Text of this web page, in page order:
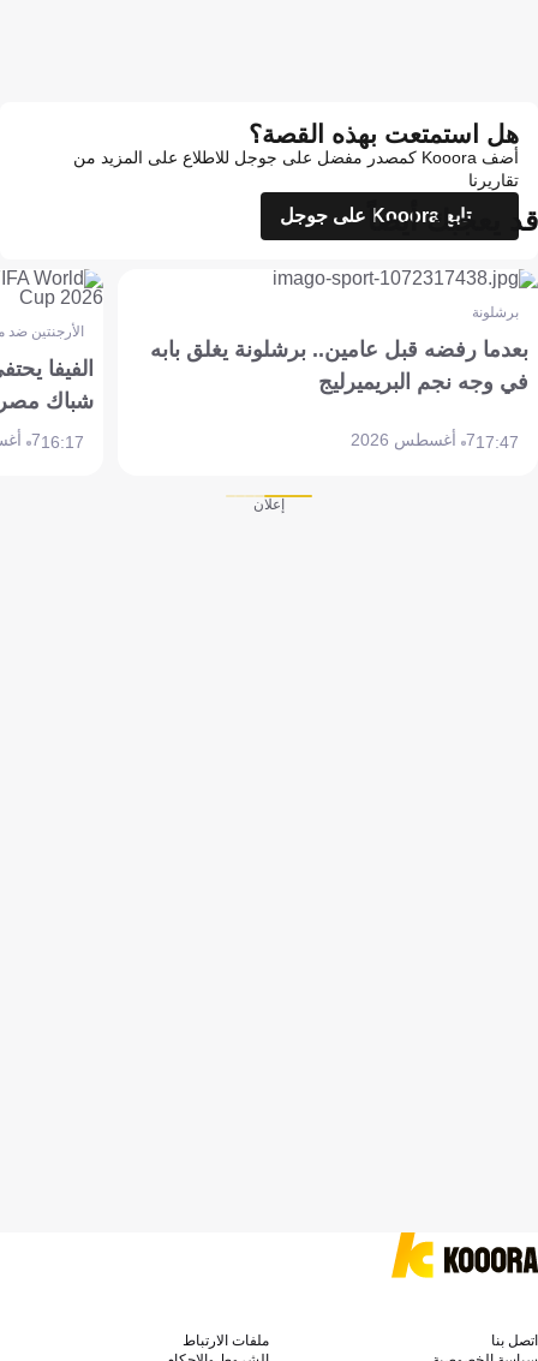
هل استمتعت بهذه القصة؟
أضف Kooora كمصدر مفضل على جوجل للاطلاع على المزيد من
تقاريرنا
تابع Kooora على جوجل
قد يعجبك أيضاً
برشلونة
بعدما رفضه قبل عامين.. برشلونة يغلق بابه
في وجه نجم البريميرليج
17:477 أغسطس 2026
الأرجنتين
الفيفا
شباك
16:177 أغسطس 2026
إعلان
اتصل بنا
ملفات الارتباط